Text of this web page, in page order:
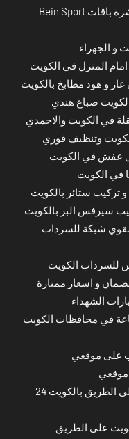
اشتراك بي ان سبورت المنطقة العاشرة باقات Bein Sport
و الجهراء
المنزل في الكويت
و هود مطابخ بالكويت
صباغ هندي
في الكويت والاحمدي
وتنظيف فوري
عفش في الكويت
في الكويت
ستائر بالكويت
سيرفس البر بالكويت
شبكة للسرداب
للسرداب الكويت
و اسعار ممتازة
الشهداء
على موقعي
موقعي
بنشر تصليح سيارات متنقل متطور على الطريق بالكويت 24
على الطريق